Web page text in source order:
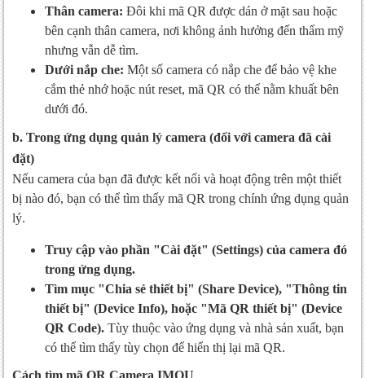
Thân camera: Đôi khi mã QR được dán ở mặt sau hoặc
bên cạnh thân camera, nơi không ảnh hưởng đến thẩm mỹ
nhưng vẫn dễ tìm.
Dưới nắp che: Một số camera có nắp che để bảo vệ khe
cắm thẻ nhớ hoặc nút reset, mã QR có thể nằm khuất bên
dưới đó.
b. Trong ứng dụng quản lý camera (đối với camera đã cài
đặt)
Nếu camera của bạn đã được kết nối và hoạt động trên một thiết
bị nào đó, bạn có thể tìm thấy mã QR trong chính ứng dụng quản
lý.
Truy cập vào phần "Cài đặt" (Settings) của camera đó
trong ứng dụng.
Tìm mục "Chia sẻ thiết bị" (Share Device), "Thông tin
thiết bị" (Device Info), hoặc "Mã QR thiết bị" (Device
QR Code). Tùy thuộc vào ứng dụng và nhà sản xuất, bạn
có thể tìm thấy tùy chọn để hiển thị lại mã QR.
Cách tìm mã QR Camera IMOU